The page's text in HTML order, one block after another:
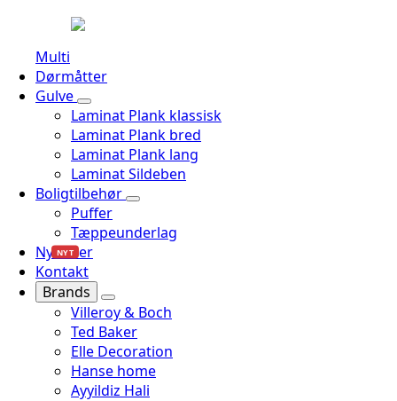
Multi
Dørmåtter
Gulve
Laminat Plank klassisk
Laminat Plank bred
Laminat Plank lang
Laminat Sildeben
Boligtilbehør
Puffer
Tæppeunderlag
Nyheder
NYT
Kontakt
Brands
Villeroy & Boch
Ted Baker
Elle Decoration
Hanse home
Ayyildiz Hali